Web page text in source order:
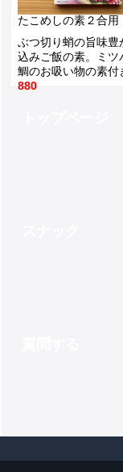
たこめしの素２合用
ぶつ切り蛸の旨味豊
込みご飯の素。ミツ
鯛のお吸い物の素付
880